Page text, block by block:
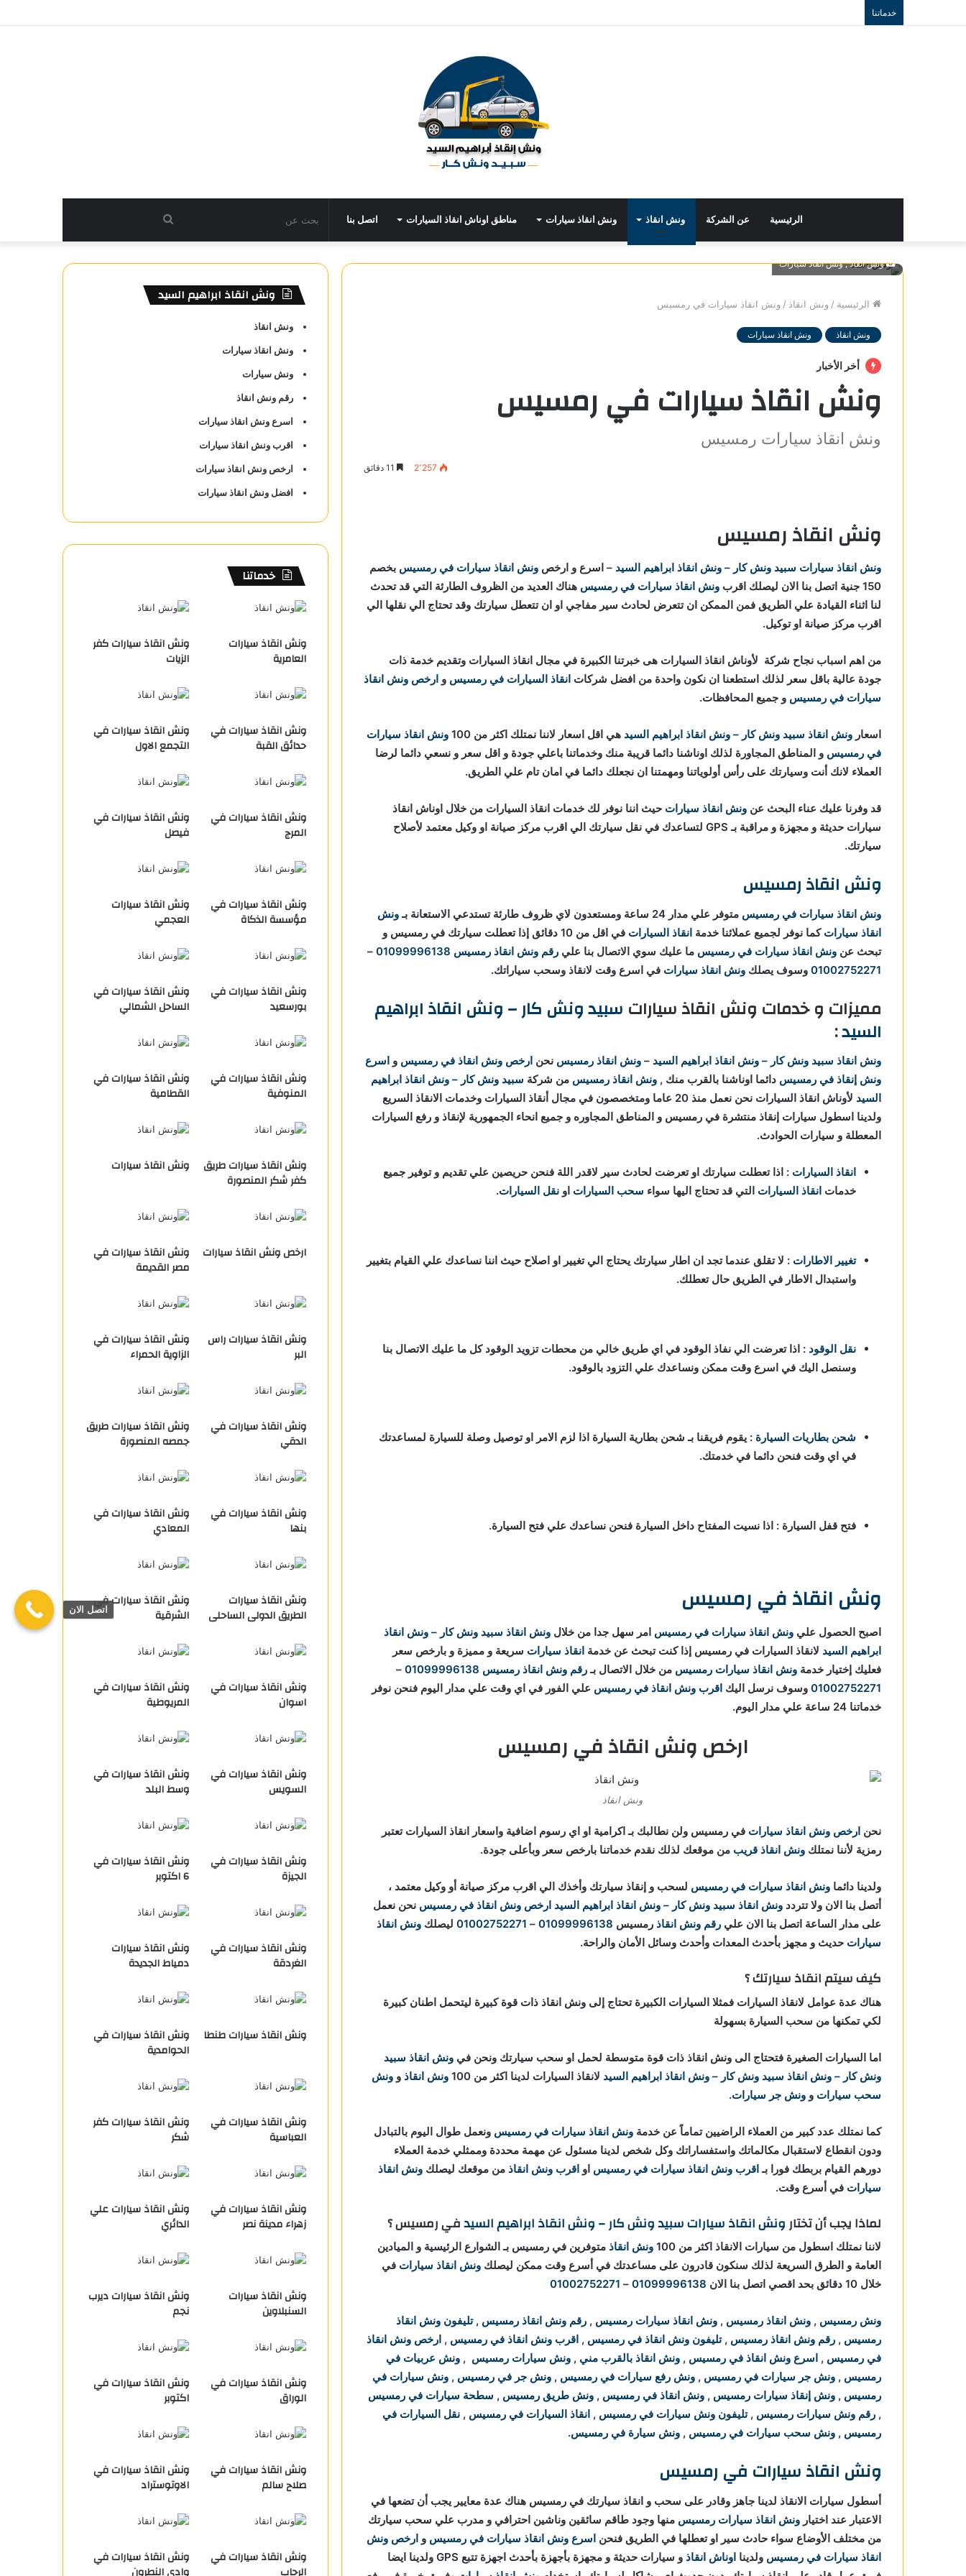
خدماتنا
الرئيسية عن الشركة ونش انقاذ ونش انقاذ سيارات مناطق اوناش انقاذ السيارات اتصل بنا
عن ونش انقاذ , ونش انقاذ سيارات
الرئيسية / ونش انقاذ / ونش انقاذ سيارات في رمسيس
ونش انقاذ ونش انقاذ سيارات
أخر الأخبار
ونش انقاذ سيارات في رمسيس
ونش انقاذ سيارات رمسيس
2٬257
ونش انقاذ رمسيس
ونش انقاذ سيارات سبيد ونش كار – ونش انقاذ ابراهيم السيد – اسرع و ارخص ونش انقاذ سيارات في رمسيس بخصم
150 جنية اتصل بنا الان ليصلك اقرب
ونش انقاذ سيارات في رمسيس هناك العديد من الظروف الطارئة التي قد تحدث
لنا اثناء القيادة علي الطريق فمن الممكن ان تتعرض لحادث سير مفاجي او ان تتعطل سيارتك وقد تحتاج الي نقلها الي
اقرب مركز صيانة او توكيل.
من اهم اسباب نجاح شركة لأوناش انقاذ السيارات هى خبرتنا الكبيرة في مجال انقاذ السيارات وتقديم خدمة ذات
جودة عالية باقل سعر لذلك استطعنا ان نكون واحدة من افضل شركات انقاذ السيارات في رمسيس و ارخص ونش انقاذ
سيارات في رمسيس و جميع المحافظات.
اسعار ونش انقاذ سبيد ونش كار – ونش انقاذ ابراهيم السيد هي اقل اسعار لاننا نمتلك اكثر من 100
ونش انقاذ سيارات
في رمسيس و المناطق المجاورة لذلك اوناشنا دائما قريبة منك وخدماتنا باعلي جودة و اقل سعر و نسعي دائما لرضا
العملاء لانك أنت وسيارتك على رأس أولوياتنا ومهمتنا ان نجعلك دائما في امان تام علي الطريق.
قد وفرنا عليك عناء البحث عن ونش انقاذ سيارات حيث اننا نوفر لك خدمات انقاذ السيارات من خلال اوناش انقاذ
سيارات حديثة و مجهزة و مراقبة بـ GPS لتساعدك في نقل سيارتك الي اقرب مركز صيانة او وكيل معتمد لأصلاح
سيارتك.
ونش انقاذ رمسيس
ونش انقاذ سيارات في رمسيس متوفر علي مدار 24 ساعة ومستعدون لاي ظروف طارئة تستدعي الاستعانة بـ
ونش
انقاذ سيارات كما نوفر لجميع عملائنا خدمة انقاذ السيارات في اقل من 10 دقائق
إذا تعطلت سيارتك في رمسيس و
تبحث عن ونش انقاذ سيارات في رمسيس ما عليك سوي الاتصال بنا علي رقم ونش انقاذ رمسيس 01099996138
–
01002752271 وسوف يصلك ونش انقاذ سيارات في اسرع وقت لانقاذ وسحب سياراتك.
مميزات و خدمات ونش انقاذ سيارات سبيد ونش كار – ونش انقاذ ابراهيم
السيد:
ونش انقاذ سبيد ونش كار – ونش انقاذ ابراهيم السيد – ونش انقاذ رمسيس نحن ارخص ونش انقاذ في رمسيس و اسرع
ونش إنقاذ في رمسيس دائما اوناشنا بالقرب منك , ونش انقاذ رمسيس من شركة سبيد ونش كار – ونش انقاذ ابراهيم
السيد
لأوناش انقاذ السيارات نحن نعمل منذ 20 عاما ومتخصصون في مجال أنقاذ السيارات وخدمات الانقاذ السريع
ولدينا اسطول سيارات إنقاذ منتشرة في رمسيس و المناطق المجاوره و جميع انحاء الجمهورية لإنقاذ و رفع السيارات
المعطلة و سيارات الحوادث.
انقاذ السيارات : اذا تعطلت سيارتك او تعرضت لحادث سير لاقدر اللة فنحن حريصين علي تقديم و توفير جميع
خدمات انقاذ السيارات التي قد تحتاج اليها سواء سحب السيارات او نقل السيارات.
تغيير الاطارات : لا تقلق عندما تجد ان اطار سيارتك يحتاج الي تغيير او اصلاح حيث اننا نساعدك علي القيام بتغيير
واستبدال الاطار في الطريق حال تعطلك.
نقل الوقود : اذا تعرضت الي نفاذ الوقود في اي طريق خالي من محطات تزويد الوقود كل ما عليك الاتصال بنا
وسنصل اليك في اسرع وقت ممكن ونساعدك علي التزود بالوقود.
شحن بطاريات السيارة : يقوم فريقنا بـ شحن بطارية السيارة اذا لزم الامر او توصيل وصلة للسيارة لمساعدتك
في اي وقت فنحن دائما في خدمتك.
فتح قفل السيارة : اذا نسيت المفتاح داخل السيارة فنحن نساعدك علي فتح السيارة.
ونش انقاذ في رمسيس
اصبح الحصول علي ونش انقاذ سيارات في رمسيس امر سهل جدا من خلال ونش انقاذ سبيد ونش كار – ونش انقاذ
ابراهيم السيد لانقاذ السيارات في رمسيس إذا كنت تبحث عن خدمة انقاذ سيارات سريعة و مميزة و بارخص سعر
فعليك إختيار خدمة ونش انقاذ سيارات رمسيس من خلال الاتصال بـرقم ونش انقاذ رمسيس 01099996138
–
01002752271 وسوف نرسل اليك اقرب ونش انقاذ في رمسيس علي الفور في اي وقت علي مدار اليوم فنحن نوفر
خدماتنا 24 ساعة علي مدار اليوم.
ارخص ونش انقاذ في رمسيس
ونش انقاذ
نحن ارخص ونش انقاذ سيارات في رمسيس ولن نطالبك بـ اكرامية او اي رسوم اضافية واسعار انقاذ السيارات تعتبر
رمزية لأننا نمتلك ونش انقاذ قريب من موقعك لذلك نقدم خدماتنا بارخص سعر وبأعلى جودة.
ولدينا دائما ونش انقاذ سيارات في رمسيس لسحب و إنقاذ سيارتك وأخذك الي اقرب مركز صيانة أو وكيل معتمد ،
أتصل بنا الان ولا تتردد ونش انقاذ سبيد ونش كار – ونش انقاذ ابراهيم السيد ارخص ونش انقاذ في رمسيس نحن نعمل
على مدار الساعة اتصل بنا الان علي رقم ونش انقاذ رمسيس 01099996138
–
01002752271 ليصلك ونش انقاذ
سيارات حديث و مجهز بأحدث المعدات وأحدث وسائل الأمان والراحة.
كيف سيتم انقاذ سيارتك ؟
هناك عدة عوامل لانقاذ السيارات فمثلا السيارات الكبيرة تحتاج إلى ونش انقاذ ذات قوة كبيرة ليتحمل اطنان كبيرة
لكي تمكنها من سحب السيارة بسهولة
اما السيارات الصغيرة فتحتاج الى ونش انقاذ ذات قوة متوسطة لحمل او سحب سيارتك ونحن في ونش انقاذ سبيد
ونش كار – ونش انقاذ سبيد ونش كار – ونش انقاذ ابراهيم السيد لانقاذ السيارات لدينا اكثر من 100 ونش انقاذ و ونش
سحب سيارات و ونش جر سيارات.
كما نمتلك عدد كبير من العملاء الراضيين تماماً عن خدمة ونش انقاذ سيارات في رمسيس ونعمل طوال اليوم بالتبادل
ودون انقطاع لاستقبال مكالماتك واستفساراتك وكل شخص لدينا مسئول عن مهمة محددة وممثلي خدمة العملاء
دورهم القيام بربطك فورا بـاقرب ونش انقاذ سيارات في رمسيس او اقرب ونش انقاذ من موقعك ليصلك ونش انقاذ
سيارات في أسرع وقت.
لماذا يجب أن تختارونش انقاذ سياراتسبيد ونش كار – ونش انقاذ ابراهيم السيدفي رمسيس ؟
لاننا نمتلك اسطول من سيارات الانقاذ اكثر من 100 ونش انقاذ متوفرين في رمسيس بـ الشوارع الرئيسية و الميادين
العامة و الطرق السريعة لذلك سنكون قادرون على مساعدتك في أسرع وقت ممكن ليصلك ونش انقاذ سيارات في
خلال 10 دقائق بحد اقصي اتصل بنا الان
01099996138
–
01002752271
ونش رمسيس , ونش انقاذ رمسيس , ونش انقاذ سيارات رمسيس , رقم ونش انقاذ رمسيس ,تليفون ونش انقاذ
رمسيس , رقم ونش انقاذ رمسيس ,تليفون ونش انقاذ في رمسيس , اقرب ونش انقاذ في رمسيس , ارخص ونش انقاذ
في رمسيس , اسرع ونش انقاذ في رمسيس , ونش انقاذ بالقرب مني , ونش سيارات رمسيس , ونش عربيات في
رمسيس , ونش جر سيارات في رمسيس , ونش رفع سيارات في رمسيس , ونش جر في رمسيس , ونش سيارات في
رمسيس , ونش إنقاذ سيارات رمسيس , ونش انقاذ في رمسيس , ونش طريق رمسيس , سطحة سيارات في رمسيس
, رقم ونش سيارات رمسيس ,تليفون ونش سيارات في رمسيس , انقاذ السيارات في رمسيس , نقل السيارات في
رمسيس , ونش سحب سيارات في رمسيس , ونش سيارة في رمسيس.
ونش انقاذ سيارات في رمسيس
أسطول سيارات الانقاذ لدينا جاهز وقادر على سحب و انقاذ سيارتك في رمسيس هناك عدة معايير يجب أن تضعها في
الاعتبار عند اختيار ونش انقاذ سيارات رمسيس منها وجود طاقم سائقين وناشين احترافي و مدرب علي سحب سيارتك
من مختلف الأوضاع سواء حادث سير او تعطلها في الطريق فنحن اسرع ونش انقاذ سيارات في رمسيس و ارخص ونش
انقاذ سيارات في رمسيس ولدينا اوناش انقاذ
و سيارات حديثة و مجهزة بأجهزة بأحدث اجهزة تتبع GPS ولدينا ايضا
ونش انقاذ ابراهيم السيد
ونش انقاذ
ونش انقاذ سيارات
ونش سيارات
رقم ونش انقاذ
اسرع ونش انقاذ سيارات
اقرب ونش انقاذ سيارات
ارخص ونش انقاذ سيارات
افضل ونش انقاذ سيارات
خدماتنا
ونش انقاذ سيارات
العامرية
ونش انقاذ سيارات كفر
الزيات
ونش انقاذ سيارات في
حدائق القبة
ونش انقاذ سيارات في
التجمع الاول
ونش انقاذ سيارات في
المرج
ونش انقاذ سيارات في
فيصل
ونش انقاذ سيارات في
مؤسسة الذكاة
ونش انقاذ سيارات
العجمي
ونش انقاذ سيارات في
بورسعيد
ونش انقاذ سيارات في
الساحل الشمالي
ونش انقاذ سيارات في
المنوفية
ونش انقاذ سيارات في
القطامية
ونش انقاذ سيارات طريق
كفر شكر المنصورة
ونش انقاذ سيارات
ارخص ونش انقاذ سيارات
ونش انقاذ سيارات في
مصر القديمة
ونش انقاذ سيارات راس
البر
ونش انقاذ سيارات في
الزاوية الحمراء
ونش انقاذ سيارات في
الدقي
ونش انقاذ سيارات طريق
جمصه المنصورة
ونش انقاذ سيارات في
بنها
ونش انقاذ سيارات في
المعادي
ونش انقاذ سيارات
الطريق الدولى الساحلى
ونش انقاذ سيارات في
الشرقية
ونش انقاذ سيارات في
اسوان
ونش انقاذ سيارات في
المريوطية
ونش انقاذ سيارات في
السويس
ونش انقاذ سيارات في
وسط البلد
ونش انقاذ سيارات في
الجيزة
ونش انقاذ سيارات في
6 اكتوبر
ونش انقاذ سيارات في
الغردقة
ونش انقاذ سيارات
دمياط الجديدة
ونش انقاذ سيارات طنطا
ونش انقاذ سيارات في
الحوامدية
ونش انقاذ سيارات في
العباسية
ونش انقاذ سيارات كفر
شكر
ونش انقاذ سيارات في
زهراء مدينة نصر
ونش انقاذ سيارات علي
الدائري
ونش انقاذ سيارات
السنبلاوين
ونش انقاذ سيارات ديرب
نجم
ونش انقاذ سيارات في
الوراق
ونش انقاذ سيارات في
اكتوبر
ونش انقاذ سيارات في
صلاح سالم
ونش انقاذ سيارات في
الاوتوستراد
ونش انقاذ سيارات في
ونش انقاذ سيارات في
اتصل الان